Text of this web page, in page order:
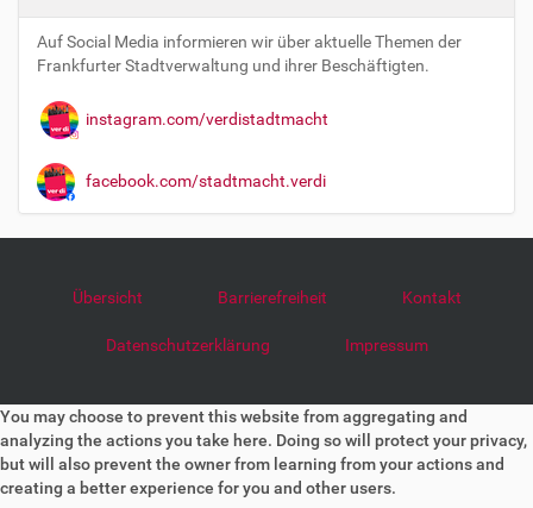
Auf Social Media informieren wir über aktuelle Themen der
Frankfurter Stadtverwaltung und ihrer Beschäftigten.
instagram.com/verdistadtmacht
facebook.com/stadtmacht.verdi
Übersicht Barrierefreiheit Kontakt
Datenschutzerklärung Impressum
You may choose to prevent this website from aggregating and
analyzing the actions you take here. Doing so will protect your privacy,
but will also prevent the owner from learning from your actions and
creating a better experience for you and other users.